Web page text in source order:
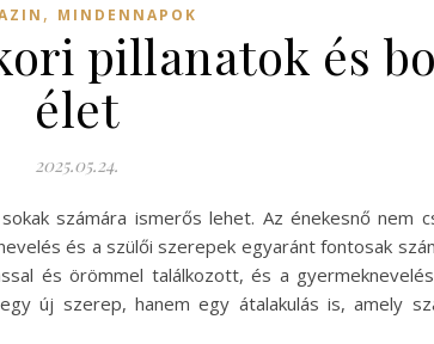
, MINDENNAPOK
pillanatok és
élet
2025.05.24.
számára ismerős lehet. Az énekesnő nem
és a szülői szerepek egyaránt fontosak
és örömmel találkozott, és a
új szerep, hanem egy átalakulás is, amely